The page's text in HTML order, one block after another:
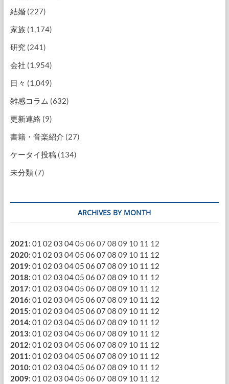
結婚(227)
家族(1,174)
研究(241)
会社 (1,954)
日々 (1,049)
雑感コラム (632)
更新連絡(9)
書籍・音楽紹介 (27)
ケータイ投稿(134)
未分類(7)
ARCHIVES BY MONTH
2021: 01 02 03 0405 06 07 08 09 10 11 12
2020: 01 02 03 0405 06 07 08 09 10 11 12
2019: 01 02 03 0405 06 07 08 09 10 11 12
2018: 01 02 03 0405 06 07 08 09 10 11 12
2017: 01 02 03 0405 06 07 08 09 10 11 12
2016: 01 02 03 0405 06 07 08 09 10 11 12
2015: 01 02 03 0405 06 07 08 09 10 11 12
2014: 01 02 03 0405 06 07 08 09 10 11 12
2013: 01 02 03 0405 06 07 08 09 10 11 12
2012: 01 02 03 0405 06 07 08 09 10 11 12
2011: 01 02 03 0405 06 07 08 09 10 11 12
2010: 01 02 03 0405 06 07 08 09 10 11 12
2009: 01 02 03 0405 06 07 08 09 10 11 12